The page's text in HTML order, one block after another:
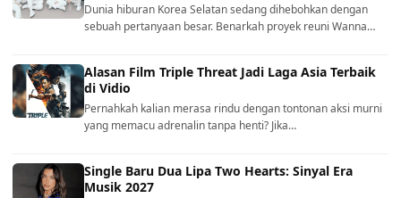
Dunia hiburan Korea Selatan sedang dihebohkan dengan
sebuah pertanyaan besar. Benarkah proyek reuni Wanna…
Alasan Film Triple Threat Jadi Laga Asia Terbaik
di Vidio
Pernahkah kalian merasa rindu dengan tontonan aksi murni
yang memacu adrenalin tanpa henti? Jika…
Single Baru Dua Lipa Two Hearts: Sinyal Era
Musik 2027